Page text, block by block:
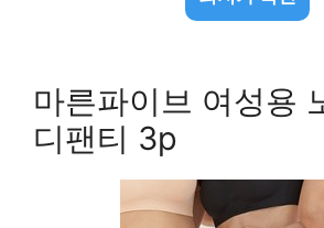
마른파이브 여성용
디팬티 3p